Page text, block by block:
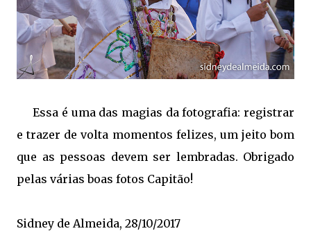
Essa é uma das magias da fotografia: registrar
e trazer de volta momentos felizes, um jeito bom
que as pessoas devem ser lembradas. Obrigado
pelas várias boas fotos Capitão!
Sidney de Almeida, 28/10/2017